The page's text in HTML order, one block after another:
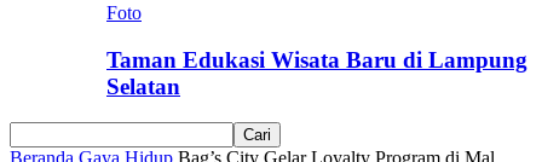
Foto
Taman Edukasi Wisata Baru di Lampung
Selatan